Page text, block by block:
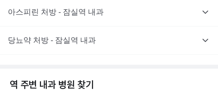
아스피린 처방 - 잠실역 내과
당뇨약 처방 - 잠실역 내과
역 주변 내과 병원 찾기